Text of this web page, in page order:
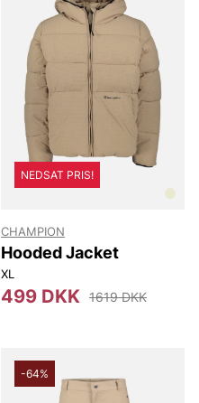
NEDSAT PRIS!
CHAMPION
Hooded Jacket
XL
499 DKK 1619 DKK
-64%